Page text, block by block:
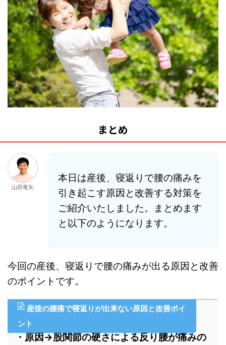
まとめ
山田竜矢
本日は産後、寝返りで腰の痛みを
引き起こす原因と改善する対策を
ご紹介いたしました。まとめます
と以下のようになります。
今回の産後、寝返りで腰の痛みが出る原因と改善
のポイントです。
産後の腰痛で寝返りが出来ない原因と改善ポイ
ント
・原因→股関節の硬さによる反り腰が痛みの